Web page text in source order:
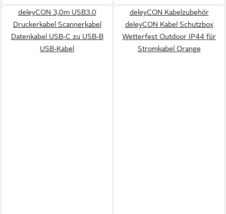
deleyCON 3,0m USB3.0
Druckerkabel Scannerkabel
Datenkabel USB-C zu USB-B
USB-Kabel
deleyCON Kabelzubehör
deleyCON Kabel Schutzbox
Wetterfest Outdoor IP44 für
Stromkabel Orange